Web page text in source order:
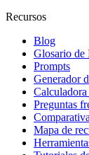
Recursos
Blog
Glosario de
Prompts
Generador
Preguntas
Mapa de